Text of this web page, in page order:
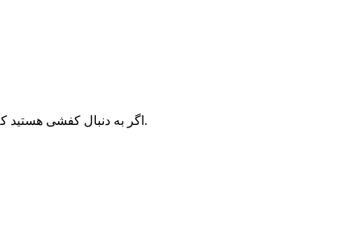
اگر به دنبال کفشی هستید که در استفاده طولانی پا را خسته نکند و در عین حال ظاهر شیک و مرتب داشته باشد، ۹۰۶۰ انتخابی امن و مطمئن برای استفاده روزانه است.